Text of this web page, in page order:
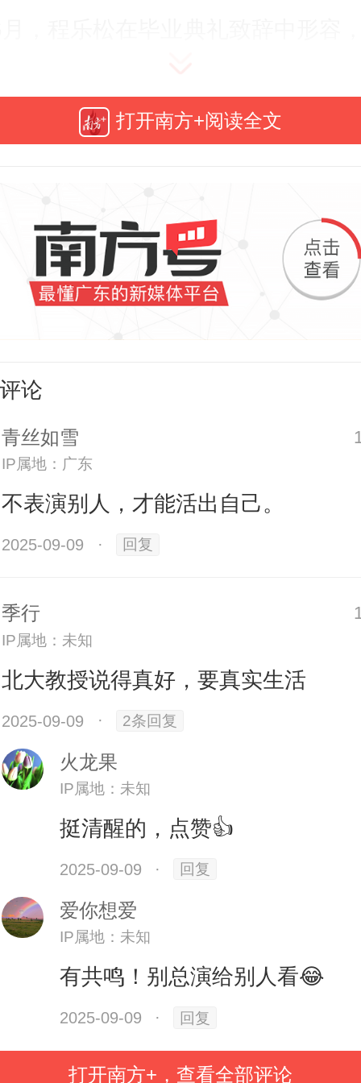
愿意或并没有真实地投身其中”。
里的喧嚣，遮掩着内心的空洞，
己的信息浪潮填充时间，也不愿
务，身体在忙碌中被占据，心灵
们感受到的不是脚踏实地的安然
平静、稳步前行的踏实，而是琐
功利目标之间的巨大鸿沟，其后
无力。“生活的最大天敌就是不自
的表演——不是做自己，而是在
持高度的警惕”，多么犀利。
礼上，程乐松借卓别林的“长镜头
剧，以特写方式观察细节都是悲剧
下所有的精明算计从人生的跨度出
和短视”，看似精明的算计不仅会
躁和急切，还会因为沉溺于想象
程而消磨当下的专注和热情。
让人想到高考志愿填报领域的
高薪”现象，一些“特写镜头”下的所
，几年之后未必还是，若将“镜头”
十年变迁的长度，就更容易看清
打开南方+阅读全文
论
青丝如雪
IP属地：广东
不表演别人，才能活出自己。
2025-09-09 · 回复
季行
IP属地：未知
北大教授说得真好，要真实生活
2025-09-09 · 2条回复
火龙果
IP属地：未知
挺清醒的，点赞👍
2025-09-09 · 回复
爱你想爱
IP属地：未知
有共鸣！别总演给别人看😂
2025-09-09 · 回复
打开南方+，查看全部评论